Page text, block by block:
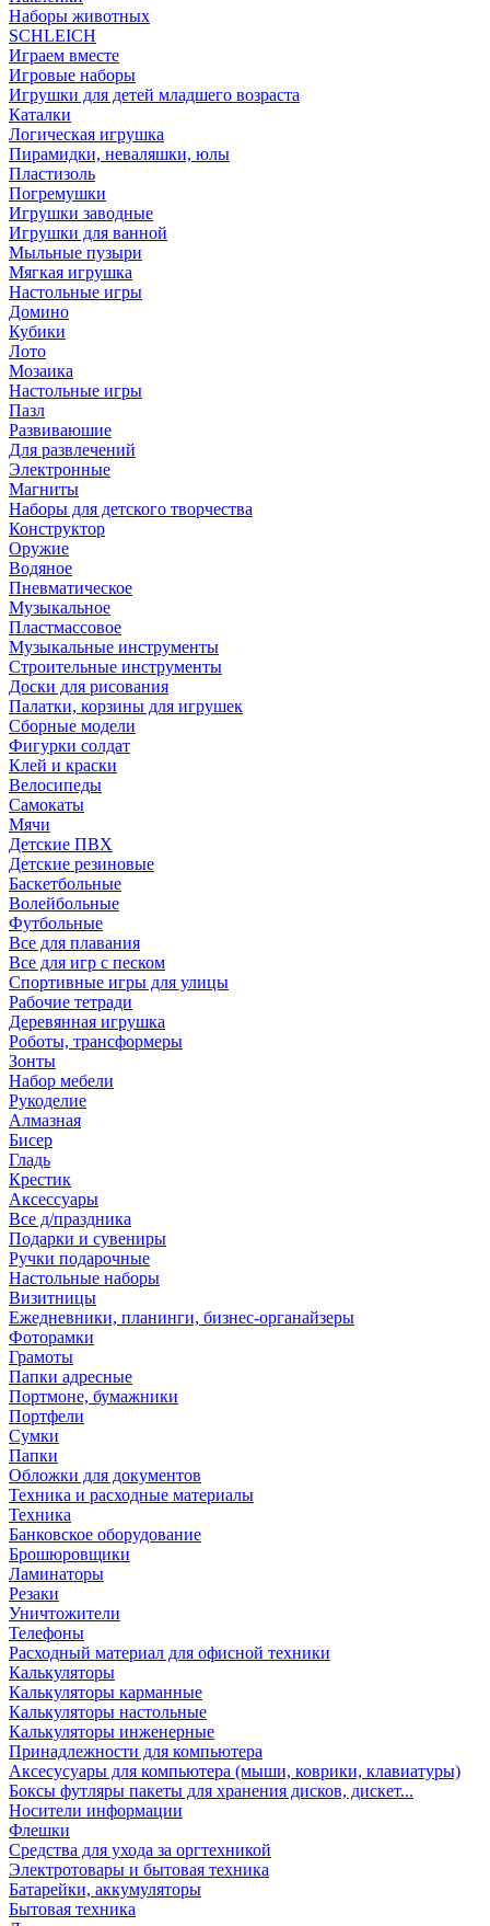
Наборы животных
SCHLEICH
Играем вместе
Игровые наборы
Игрушки для детей младшего возраста
Каталки
Логическая игрушка
Пирамидки, неваляшки, юлы
Пластизоль
Погремушки
Игрушки заводные
Игрушки для ванной
Мыльные пузыри
Мягкая игрушка
Настольные игры
Домино
Кубики
Лото
Мозаика
Настольные игры
Пазл
Развиваюшие
Для развлечений
Электронные
Магниты
Наборы для детского творчества
Конструктор
Оружие
Водяное
Пневматическое
Музыкальное
Пластмассовое
Музыкальные инструменты
Строительные инструменты
Доски для рисования
Палатки, корзины для игрушек
Сборные модели
Фигурки солдат
Клей и краски
Велосипеды
Самокаты
Мячи
Детские ПВХ
Детские резиновые
Баскетбольные
Волейбольные
Футбольные
Все для плавания
Все для игр с песком
Спортивные игры для улицы
Рабочие тетради
Деревянная игрушка
Роботы, трансформеры
Зонты
Набор мебели
Рукоделие
Алмазная
Бисер
Гладь
Крестик
Аксессуары
Все д/праздника
Подарки и сувениры
Ручки подарочные
Настольные наборы
Визитницы
Ежедневники, планинги, бизнес-органайзеры
Фоторамки
Грамоты
Папки адресные
Портмоне, бумажники
Портфели
Сумки
Папки
Обложки для документов
Техника и расходные материалы
Техника
Банковское оборудование
Брошюровщики
Ламинаторы
Резаки
Уничтожители
Телефоны
Расходный материал для офисной техники
Калькуляторы
Калькуляторы карманные
Калькуляторы настольные
Калькуляторы инженерные
Принадлежности для компьютера
Аксесусуары для компьютера (мыши, коврики, клавиатуры)
Боксы футляры пакеты для хранения дисков, дискет...
Носители информации
Флешки
Средства для ухода за оргтехникой
Электротовары и бытовая техника
Батарейки, аккумуляторы
Бытовая техника